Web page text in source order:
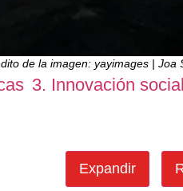
de la imagen: yayimages | Joa
3. Innovación
Expandir